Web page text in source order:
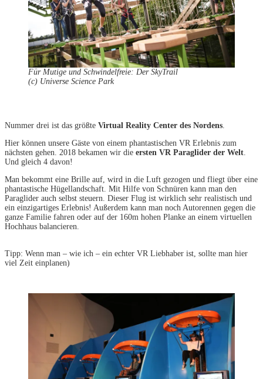
Für Mutige und Schwindelfreie: Der SkyTrail
(c) Universe Science Park
Nummer drei ist das größte Virtual Reality Center des Nordens
Hier können unsere Gäste von einem phantastischen VR Erlebnis zum
nächsten gehen. 2018 bekamen wir die ersten VR Paraglider der Welt
Und gleich 4 davon!
Man bekommt eine Brille auf, wird in die Luft gezogen und fliegt über eine
phantastische Hügellandschaft. Mit Hilfe von Schnüren kann man den
Paraglider auch selbst steuern. Dieser Flug ist wirklich sehr realistisch und
ein einzigartiges Erlebnis! Außerdem kann man noch Autorennen gegen die
ganze Familie fahren oder auf der 160m hohen Planke an einem virtuellen
Hochhaus balancieren.
Tipp: Wenn man – wie ich – ein echter VR Liebhaber ist, sollte man hier
viel Zeit einplanen)